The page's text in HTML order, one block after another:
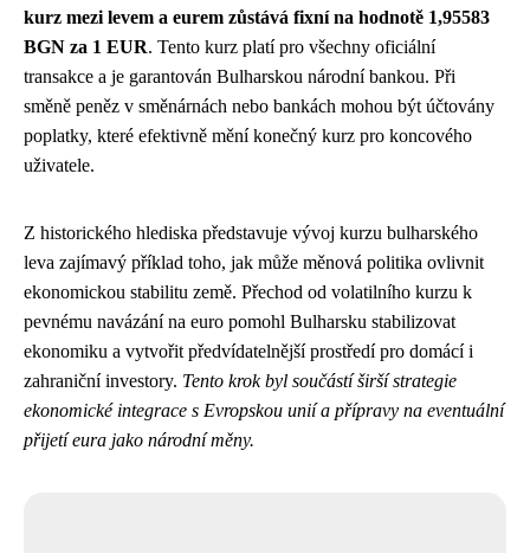
kurz mezi levem a eurem zůstává fixní na hodnotě 1,95583
BGN za 1 EUR. Tento kurz platí pro všechny oficiální
transakce a je garantován Bulharskou národní bankou. Při
směně peněz v směnárnách nebo bankách mohou být účtovány
poplatky, které efektivně mění konečný kurz pro koncového
uživatele.
Z historického hlediska představuje vývoj kurzu bulharského
leva zajímavý příklad toho, jak může měnová politika ovlivnit
ekonomickou stabilitu země. Přechod od volatilního kurzu k
pevnému navázání na euro pomohl Bulharsku stabilizovat
ekonomiku a vytvořit předvídatelnější prostředí pro domácí i
zahraniční investory. Tento krok byl součástí širší strategie
ekonomické integrace s Evropskou unií a přípravy na eventuální
přijetí eura jako národní měny.